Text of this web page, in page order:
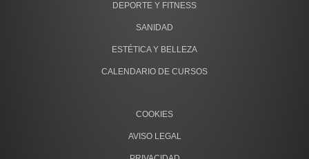
DEPORTE Y FITNESS
SANIDAD
ESTÉTICA Y BELLEZA
CALENDARIO DE CURSOS
COOKIES
AVISO LEGAL